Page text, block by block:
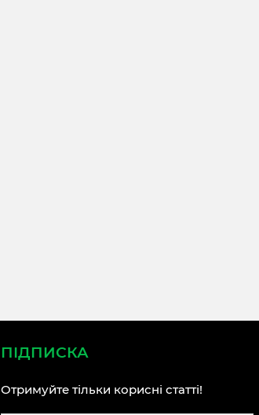
ПІДПИСКА
Отримуйте тільки корисні статті!